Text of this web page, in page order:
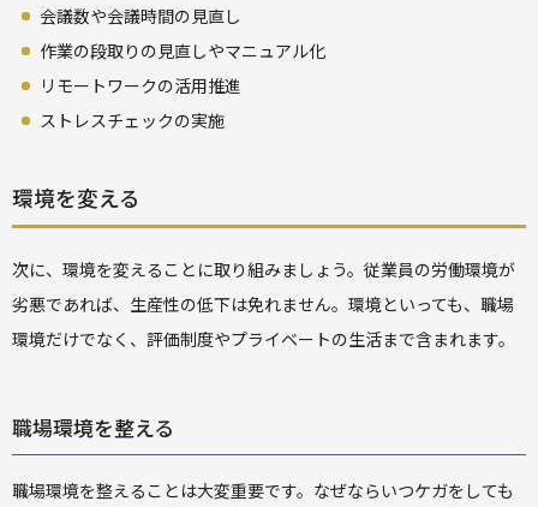
会議数や会議時間の見直し
作業の段取りの見直しやマニュアル化
リモートワークの活用推進
ストレスチェックの実施
環境を変える
次に、環境を変えることに取り組みましょう。従業員の労働環境が
劣悪であれば、生産性の低下は免れません。環境といっても、職場
環境だけでなく、評価制度やプライベートの生活まで含まれます。
職場環境を整える
職場環境を整えることは大変重要です。なぜならいつケガをしても